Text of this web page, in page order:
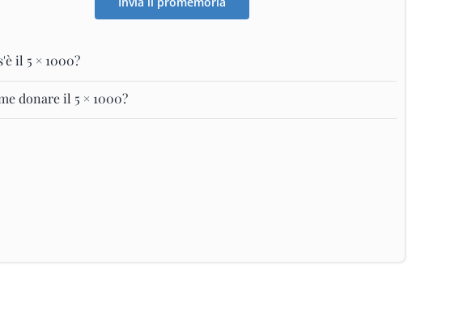
il 5 × 1000?
donare il 5 × 1000?